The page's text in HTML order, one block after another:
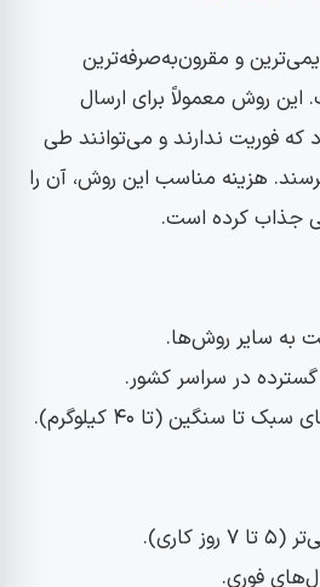
و مقرون‌به‌صرفه‌ترین
روش معمولاً برای ارسال
که فوریت ندارند و می‌توانند طی
هزینه مناسب این روش، آن را
جذاب کرده است.
به سایر روش‌ها.
در سراسر کشور.
تا سنگین (تا ۴۰ کیلوگرم).
کاری).
فوری.